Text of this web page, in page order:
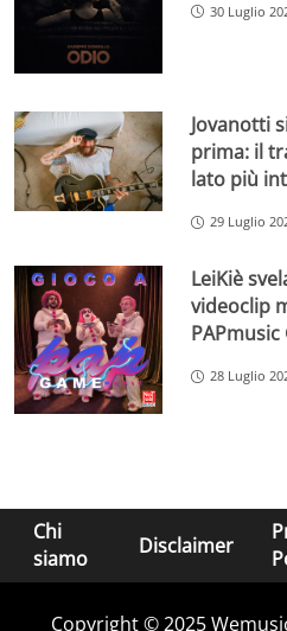
30 Luglio
Jovanotti
prima: il
lato più
29 Luglio
LeiKiè
videoclip
PAPmusic
28 Luglio
Chi
siamo
Disclaimer
Copyright © 2025